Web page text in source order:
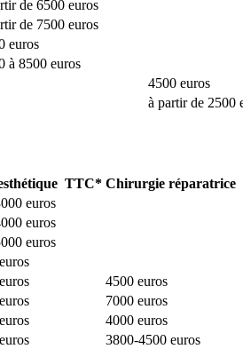
de 6500 euros
de 7500 euros
euros
à 8500 euros
4500 euros
à partir de 2500
TTC* Chirurgie réparatrice
euros
euros
euros
4500 euros
7000 euros
4000 euros
3800-4500 euros